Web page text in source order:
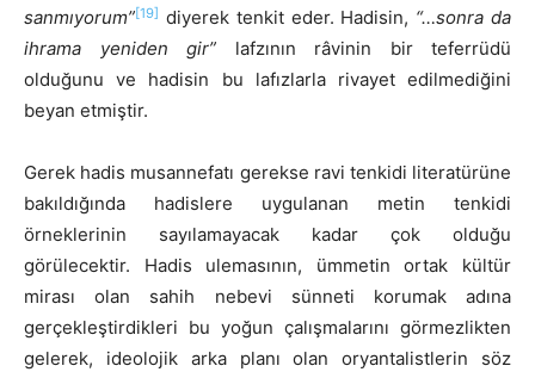
sanmıyorum”[19] diyerek tenkit eder. Hadisin, “…sonra da
ihrama yeniden gir” lafzının râvinin bir teferrüdü
olduğunu ve hadisin bu lafızlarla rivayet edilmediğini
beyan etmiştir.
Gerek hadis musannefatı gerekse ravi tenkidi literatürüne
bakıldığında hadislere uygulanan metin tenkidi
örneklerinin sayılamayacak kadar çok olduğu
görülecektir. Hadis ulemasının, ümmetin ortak kültür
mirası olan sahih nebevi sünneti korumak adına
gerçekleştirdikleri bu yoğun çalışmalarını görmezlikten
gelerek, ideolojik arka planı olan oryantalistlerin söz